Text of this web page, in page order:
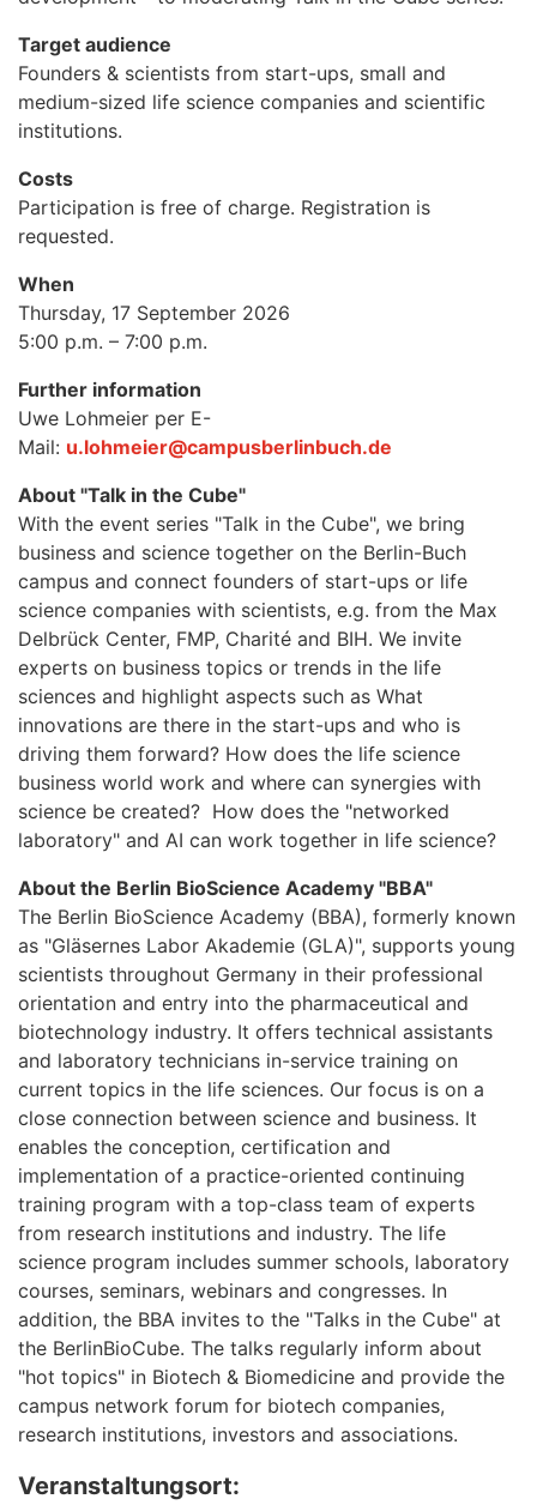
Target audience
Founders & scientists from start-ups, small and
medium-sized life science companies and scientific
institutions.
Costs
Participation is free of charge. Registration is
requested.
When
Thursday, 17 September 2026
5:00 p.m. – 7:00 p.m.
Further information
Uwe Lohmeier per E-
Mail: u.lohmeier@campusberlinbuch.de
About "Talk in the Cube"
With the event series "Talk in the Cube", we bring
business and science together on the Berlin-Buch
campus and connect founders of start-ups or life
science companies with scientists, e.g. from the Max
Delbrück Center, FMP, Charité and BIH. We invite
experts on business topics or trends in the life
sciences and highlight aspects such as What
innovations are there in the start-ups and who is
driving them forward? How does the life science
business world work and where can synergies with
science be created? How does the "networked
laboratory" and AI can work together in life science?
About the Berlin BioScience Academy "BBA"
The Berlin BioScience Academy (BBA), formerly known
as "Gläsernes Labor Akademie (GLA)", supports young
scientists throughout Germany in their professional
orientation and entry into the pharmaceutical and
biotechnology industry. It offers technical assistants
and laboratory technicians in-service training on
current topics in the life sciences. Our focus is on a
close connection between science and business. It
enables the conception, certification and
implementation of a practice-oriented continuing
training program with a top-class team of experts
from research institutions and industry. The life
science program includes summer schools, laboratory
courses, seminars, webinars and congresses. In
addition, the BBA invites to the "Talks in the Cube" at
the BerlinBioCube. The talks regularly inform about
"hot topics" in Biotech & Biomedicine and provide the
campus network forum for biotech companies,
research institutions, investors and associations.
Veranstaltungsort: